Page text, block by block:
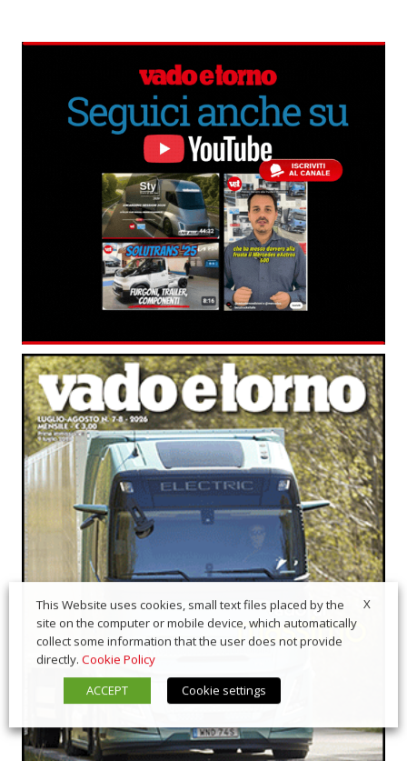
X
This Website uses cookies, small text files placed by the
site on the computer or mobile device, which automatically
collect some information that the user does not provide
directly. Cookie Policy
ACCEPT
Cookie settings